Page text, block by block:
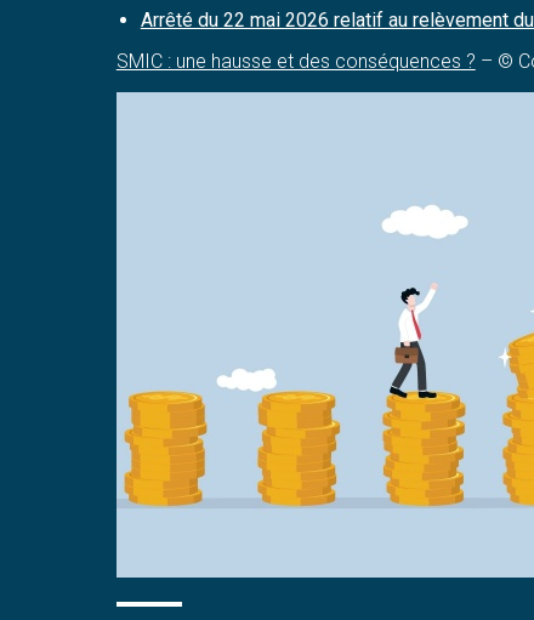
Arrêté du 22 mai 2026 relatif au relèvement
SMIC : une hausse et des conséquences ? – ©